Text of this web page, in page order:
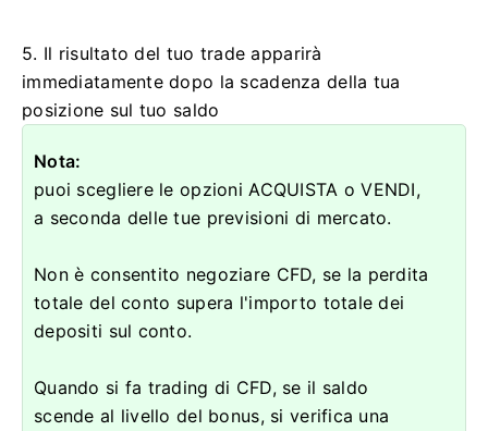
5. Il risultato del tuo trade apparirà
immediatamente dopo la scadenza della tua
posizione sul tuo saldo
Nota:
puoi scegliere le opzioni ACQUISTA o VENDI,
a seconda delle tue previsioni di mercato.
Non è consentito negoziare CFD, se la perdita
totale del conto supera l'importo totale dei
depositi sul conto.
Quando si fa trading di CFD, se il saldo
scende al livello del bonus, si verifica una